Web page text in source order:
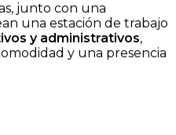
junto con una
una estación de trabajo
y administrativos,
y una presencia